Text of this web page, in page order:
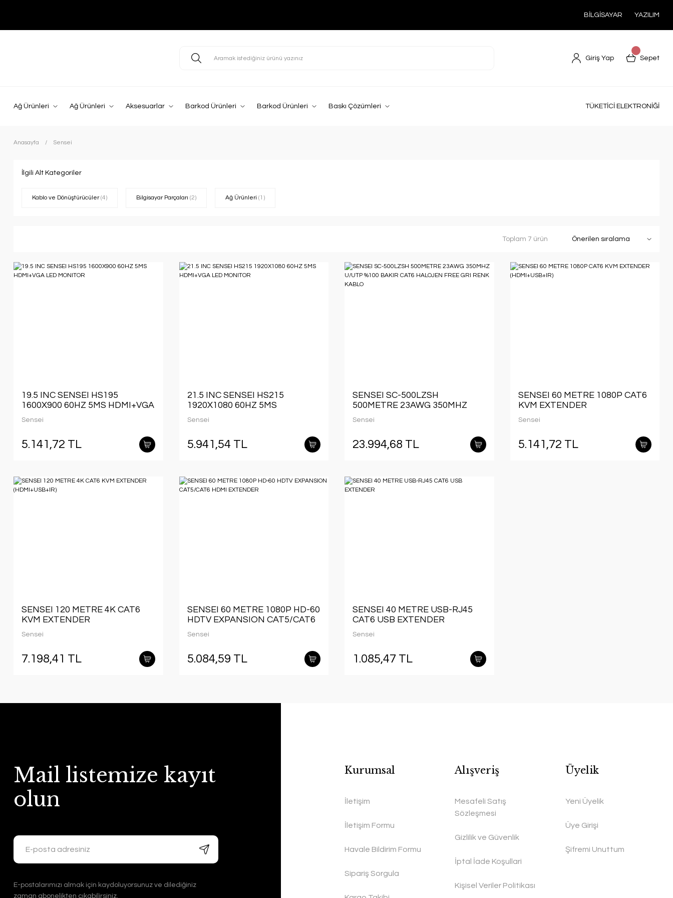
BİLGİSAYAR YAZILIM
Giriş Yap Sepet
Ağ Ürünleri Ağ Ürünleri Aksesuarlar Barkod Ürünleri Barkod Ürünleri Baskı Çözümleri TÜKETİCİ ELEKTRONİĞİ
Anasayfa Sensei
İlgili Alt Kategoriler
Kablo ve Dönüştürücüler(4) Bilgisayar Parçaları (2) Ağ Ürünleri (1)
Toplam 7 ürün
19.5 INC SENSEI HS195
1600X900 60HZ 5MS HDMI+VGA
LED MONITOR
Sensei
5.141,72 TL
21.5 INC SENSEI HS215
1920X1080 60HZ 5MS
HDMI+VGA LED MONITOR
Sensei
5.941,54 TL
SENSEI SC-500LZSH
500METRE 23AWG 350MHZ
U/UTP %100 BAKIR CAT6
HALOJEN FREE GRI RENK
Sensei
23.994,68 TL
SENSEI 60 METRE 1080P CAT6
KVM EXTENDER
(HDMI+USB+IR)
Sensei
5.141,72 TL
SENSEI 120 METRE 4K CAT6
KVM EXTENDER
Sensei
7.198,41 TL
SENSEI 60 METRE 1080P HD-60
HDTV EXPANSION CAT5/CAT6
Sensei
5.084,59 TL
SENSEI 40 METRE USB-RJ45
CAT6 USB EXTENDER
Sensei
1.085,47 TL
Mail listemize kayıt
olun
E-postalarımızı almak için kaydoluyorsunuz ve dilediğiniz
zaman abonelikten çıkabilirsiniz.
Kurumsal
İletişim
İletişim Formu
Havale Bildirim Formu
Sipariş Sorgula
Alışveriş
Mesafeli Satış
Sözleşmesi
Gizlilik ve Güvenlik
İptal İade Koşullari
Kişisel Veriler Politikası
Üyelik
Yeni Üyelik
Üye Girişi
Şifremi Unuttum